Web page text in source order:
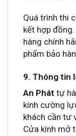
Quá trình thi
kết hợp
hàng chính
phẩm bảo
9. Thông tin
An Phát tự
kính cường
khách cần tư
Cửa kính mở